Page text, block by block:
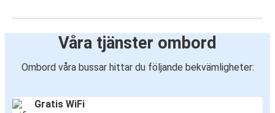
Våra tjänster ombord
Ombord våra bussar hittar du följande bekvämligheter:
Gratis WiFi